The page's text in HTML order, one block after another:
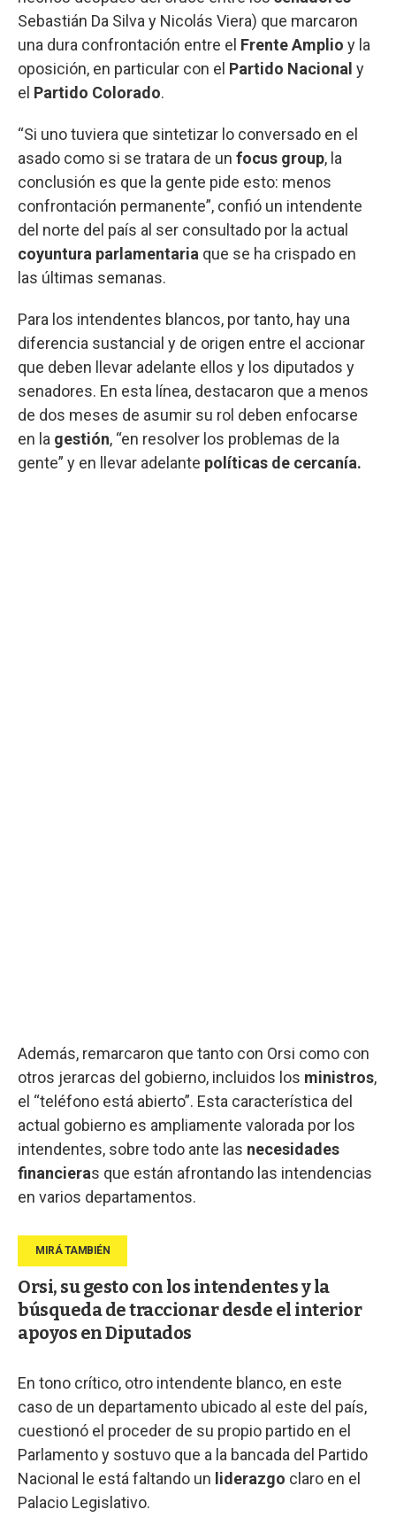
Sebastián Da Silva y Nicolás Viera) que marcaron
una dura confrontación entre el Frente Amplio y la
oposición, en particular con el Partido Nacional y
el Partido Colorado.
“Si uno tuviera que sintetizar lo conversado en el
asado como si se tratara de un focus group, la
conclusión es que la gente pide esto: menos
confrontación permanente”, confió un intendente
del norte del país al ser consultado por la actual
coyuntura parlamentaria que se ha crispado en
las últimas semanas.
Para los intendentes blancos, por tanto, hay una
diferencia sustancial y de origen entre el accionar
que deben llevar adelante ellos y los diputados y
senadores. En esta línea, destacaron que a menos
de dos meses de asumir su rol deben enfocarse
en la gestión, “en resolver los problemas de la
gente” y en llevar adelante políticas de cercanía.
Además, remarcaron que tanto con Orsi como con
otros jerarcas del gobierno, incluidos los ministros,
el “teléfono está abierto”. Esta característica del
actual gobierno es ampliamente valorada por los
intendentes, sobre todo ante las necesidades
financieras que están afrontando las intendencias
en varios departamentos.
Orsi, su gesto con los intendentes y la
búsqueda de traccionar desde el interior
apoyos en Diputados
En tono crítico, otro intendente blanco, en este
caso de un departamento ubicado al este del país,
cuestionó el proceder de su propio partido en el
Parlamento y sostuvo que a la bancada del Partido
Nacional le está faltando un liderazgo claro en el
Palacio Legislativo.